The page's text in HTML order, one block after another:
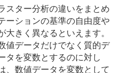
スター分析の違いをまとめ
ーションの基準の自由度や
きく異なるといえます。
値データだけでなく質的デ
タを変数とするのに対し
、数値データを変数として